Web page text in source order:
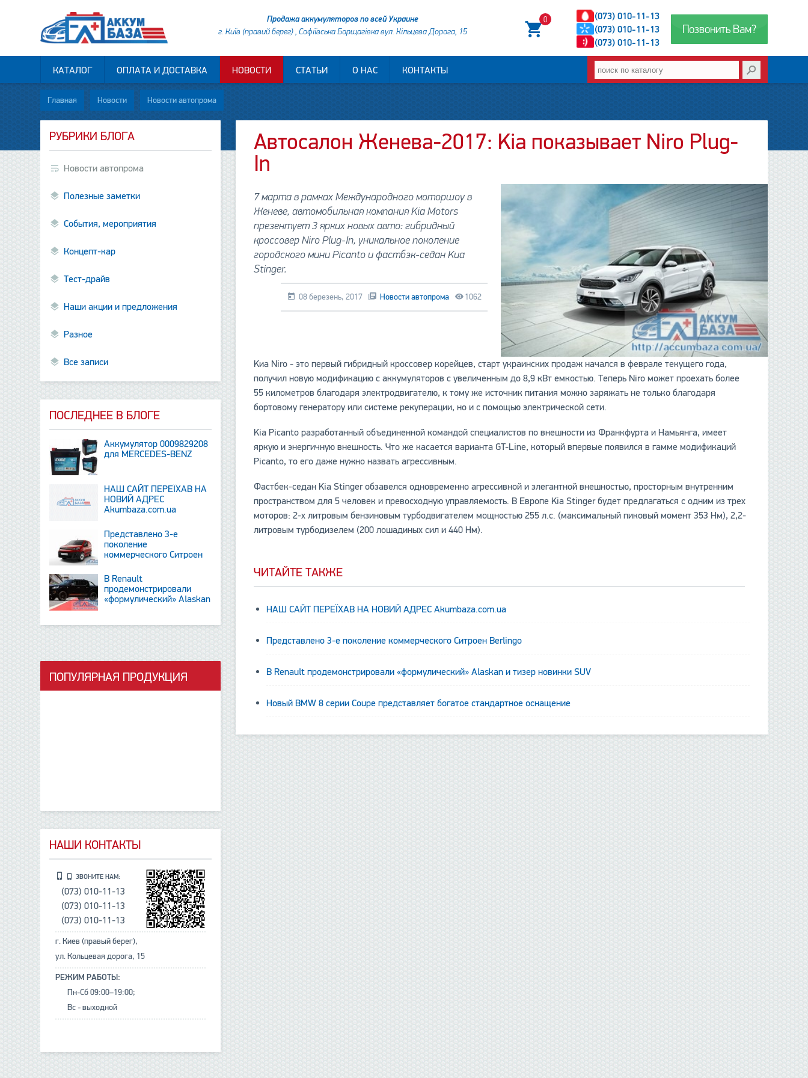
Позвонить Вам?
(073) 010-11-13
(073) 010-11-13
(073) 010-11-13
0
Продажа аккумуляторов по всей Украине
г. Київ (правий берег) , Софіївська Борщагівка вул. Кільцева Дорога, 15
КАТАЛОГ ОПЛАТА И ДОСТАВКА НОВОСТИ СТАТЬИ О НАС КОНТАКТЫ
Главная Новости Новости автопрома
Автосалон Женева-2017: Kia показывает Niro Plug-
In
7 марта в рамках Международного моторшоу в
Женеве, автомобильная компания Kia Motors
презентует 3 ярких новых авто: гибридный
кроссовер Niro Plug-In, уникальное поколение
городского мини Picanto и фастбэк-седан Kиа
Stinger.
08 березень, 2017 Новости автопрома 1062
Kиа Niro - это первый гибридный кроссовер корейцев, старт украинских продаж начался в феврале текущего года,
получил новую модификацию с аккумуляторов с увеличенным до 8,9 кВт емкостью. Теперь Niro может проехать более
55 километров благодаря электродвигателю, к тому же источник питания можно заряжать не только благодаря
бортовому генератору или системе рекуперации, но и с помощью электрической сети.
Kia Picanto разработанный объединенной командой специалистов по внешности из Франкфурта и Намьянга, имеет
яркую и энергичную внешность. Что же касается варианта GT-Line, который впервые появился в гамме модификаций
Picanto, то его даже нужно назвать агрессивным.
Фастбек-седан Kia Stinger обзавелся одновременно агрессивной и элегантной внешностью, просторным внутренним
пространством для 5 человек и превосходную управляемость. В Европе Kia Stinger будет предлагаться с одним из трех
моторов: 2-х литровым бензиновым турбодвигателем мощностью 255 л.с. (максимальный пиковый момент 353 Нм), 2,2-
литровым турбодизелем (200 лошадиных сил и 440 Нм).
ЧИТАЙТЕ ТАКЖЕ
НАШ САЙТ ПЕРЕЇХАВ НА НОВИЙ АДРЕС Аkumbaza.com.ua
Представлено 3-е поколение коммерческого Ситроен Berlingo
В Renault продемонстрировали «формулический» Alaskan и тизер новинки SUV
Новый BMW 8 серии Coupe представляет богатое стандартное оснащение
РУБРИКИ БЛОГА
Новости автопрома
Полезные заметки
События, мероприятия
Концепт-кар
Тест-драйв
Наши акции и предложения
Разное
Все записи
ПОСЛЕДНЕЕ В БЛОГЕ
Аккумулятор 0009829208
для MERCEDES-BENZ
НАШ САЙТ ПЕРЕЇХАВ НА
НОВИЙ АДРЕС
Аkumbaza.com.ua
Представлено 3-е
поколение
коммерческого Ситроен
В Renault
продемонстрировали
«формулический» Alaskan
ПОПУЛЯРНАЯ ПРОДУКЦИЯ
данные отсутствуют
НАШИ КОНТАКТЫ
ЗВОНИТЕ НАМ:
(073) 010-11-13
(073) 010-11-13
(073) 010-11-13
г. Киев (правый берег),
ул. Кольцевая дорога, 15
РЕЖИМ РАБОТЫ:
Пн-Сб 09:00–19:00;
Вс - выходной